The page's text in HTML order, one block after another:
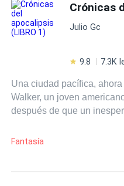
Crónicas
Julio Gc
9.8 7.3K
Una ciudad pacífica, ahora en ruinas. La
Walker, un joven
después de que un
parecen, conspiradores
Fantasía